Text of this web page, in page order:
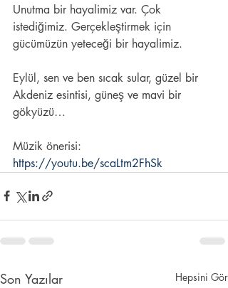
Unutma bir hayalimiz var. Çok
istediğimiz. Gerçekleştirmek için
gücümüzün yeteceği bir hayalimiz.
Eylül, sen ve ben sıcak sular, güzel bir
Akdeniz esintisi, güneş ve mavi bir
gökyüzü…
Müzik önerisi:
https://youtu.be/scaLtm2FhSk
Son Yazılar Hepsini Gör